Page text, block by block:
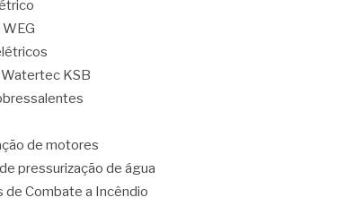
KSB
de motores
pressurização de água
de Combate a Incêndio